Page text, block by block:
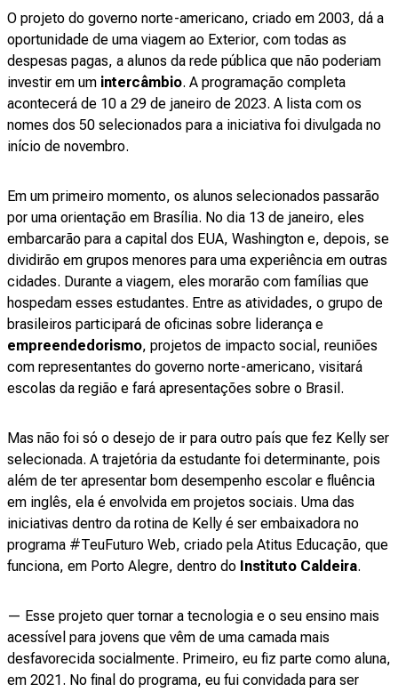
O projeto do governo norte-americano, criado em 2003, dá a
oportunidade de uma viagem ao Exterior, com todas as
despesas pagas, a alunos da rede pública que não poderiam
investir em um intercâmbio. A programação completa
acontecerá de 10 a 29 de janeiro de 2023. A lista com os
nomes dos 50 selecionados para a iniciativa foi divulgada no
início de novembro.
Em um primeiro momento, os alunos selecionados passarão
por uma orientação em Brasília. No dia 13 de janeiro, eles
embarcarão para a capital dos EUA, Washington e, depois, se
dividirão em grupos menores para uma experiência em outras
cidades. Durante a viagem, eles morarão com famílias que
hospedam esses estudantes. Entre as atividades, o grupo de
brasileiros participará de oficinas sobre liderança e
empreendedorismo, projetos de impacto social, reuniões
com representantes do governo norte-americano, visitará
escolas da região e fará apresentações sobre o Brasil.
Mas não foi só o desejo de ir para outro país que fez Kelly ser
selecionada. A trajetória da estudante foi determinante, pois
além de ter apresentar bom desempenho escolar e fluência
em inglês, ela é envolvida em projetos sociais. Uma das
iniciativas dentro da rotina de Kelly é ser embaixadora no
programa #TeuFuturo Web, criado pela Atitus Educação, que
funciona, em Porto Alegre, dentro do Instituto Caldeira.
— Esse projeto quer tornar a tecnologia e o seu ensino mais
acessível para jovens que vêm de uma camada mais
desfavorecida socialmente. Primeiro, eu fiz parte como aluna,
em 2021. No final do programa, eu fui convidada para ser